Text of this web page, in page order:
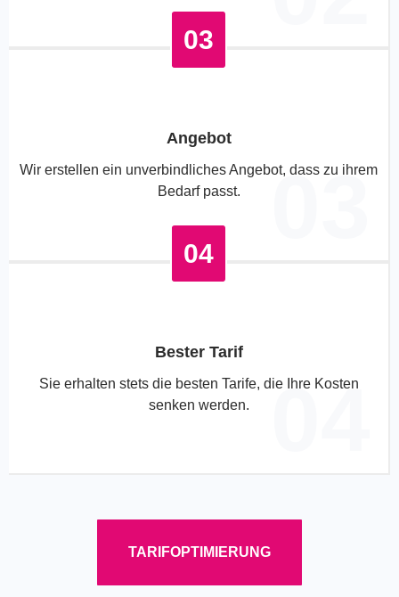
03
Angebot
Wir erstellen ein unverbindliches Angebot, dass zu ihrem
Bedarf passt.
03
04
Bester Tarif
Sie erhalten stets die besten Tarife, die Ihre Kosten
senken werden.
04
TARIFOPTIMIERUNG